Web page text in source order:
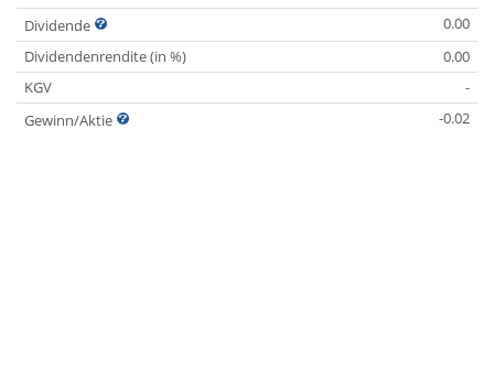
Dividende
0.00
Dividendenrendite (in %)
0.00
KGV
-
Gewinn/Aktie
-0.02